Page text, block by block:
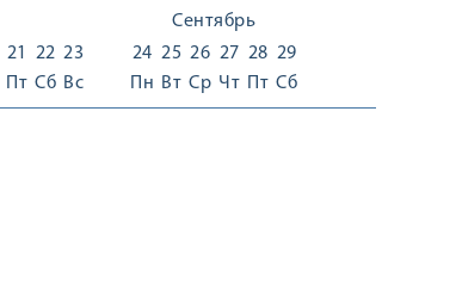
21
Пт
22
Сб
23
Вс
Сентябрь
24
Пн
25
Вт
26
Ср
27
Чт
28
Пт
29
Сб